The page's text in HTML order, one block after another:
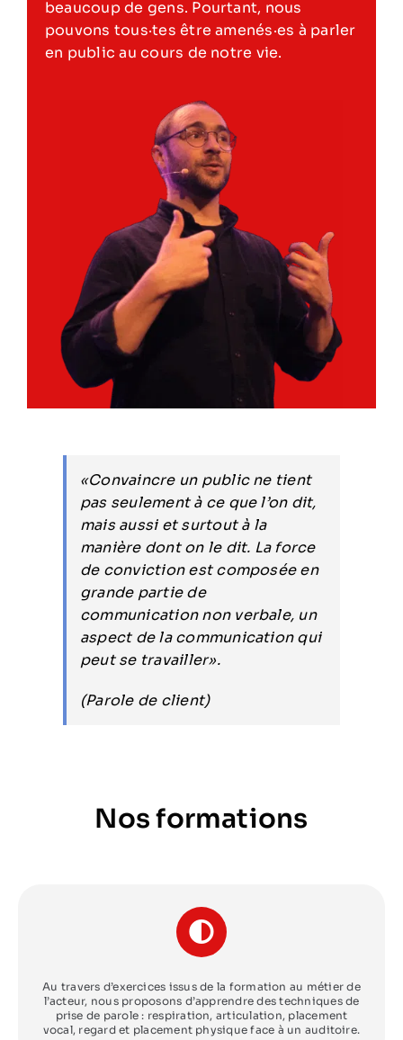
beaucoup de gens. Pourtant, nous
pouvons tous·tes être amenés·es à parler
en public au cours de notre vie.
«Convaincre un public ne tient
pas seulement à ce que l’on dit,
mais aussi et surtout à la
manière dont on le dit. La force
de conviction est composée en
grande partie de
communication non verbale, un
aspect de la communication qui
peut se travailler».
(Parole de client)
Nos formations
Au travers d’exercices issus de la formation au métier de
l’acteur, nous proposons d’apprendre des techniques de
prise de parole : respiration, articulation, placement
vocal, regard et placement physique face à un auditoire.